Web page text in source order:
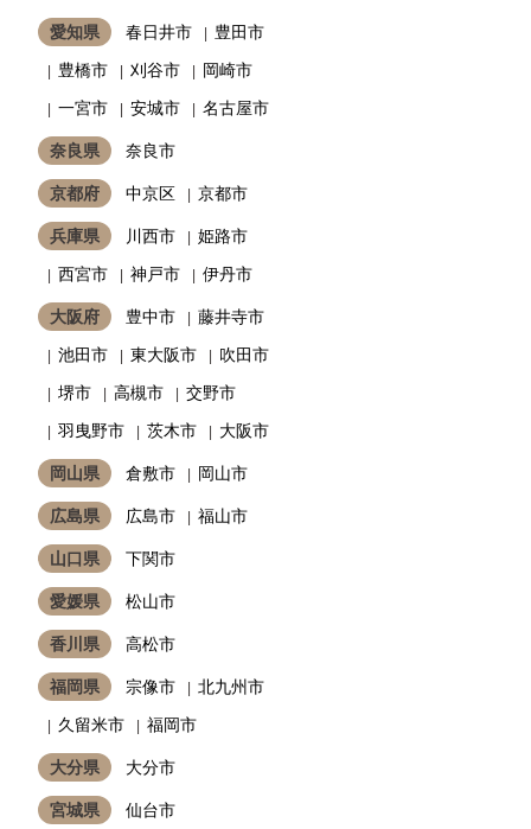
愛知県 春日井市
豊田市
豊橋市
刈谷市
岡崎市
一宮市
安城市 名古屋市
奈良県 奈良市
京都府 中京区 京都市
兵庫県 川西市
姫路市
西宮市
神戸市 伊丹市
大阪府 豊中市
藤井寺市
池田市
東大阪市
吹田市
堺市
高槻市
交野市
羽曳野市
茨木市 大阪市
岡山県 倉敷市 岡山市
広島県 広島市 福山市
山口県 下関市
愛媛県 松山市
香川県 高松市
福岡県 宗像市
北九州市
久留米市
福岡市
大分県 大分市
宮城県 仙台市